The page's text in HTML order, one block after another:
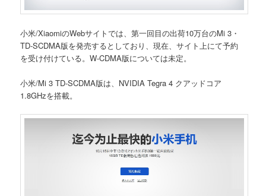
小米/XiaomiのWebサイトでは、第一回目の出荷10万台のMi 3・
TD-SCDMA版を発売するとしており、現在、サイト上にて予約
を受け付けている。W-CDMA版については未定。
小米/Mi 3 TD-SCDMA版は、NVIDIA Tegra 4 クアッドコア
1.8GHzを搭載。